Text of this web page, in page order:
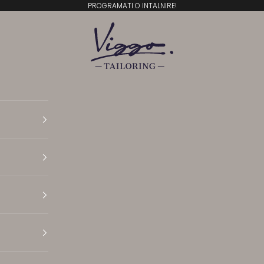
PROGRAMATI O INTALNIRE!
Viggo Tailoring
Translation missing: ro.general.accessibility.open
Translation missing: ro.general.accessibility.open
Translation missing: ro.general.accessibility.open
Translation missing: ro.general.accessibility.open